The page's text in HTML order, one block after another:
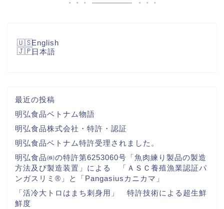
English
日本語
最近の投稿
明弘食品ベトナム物語
明弘食品株式会社・特許・認証
明弘食品ベトナム特許受理されました。
明弘食品㈱の特許第6253060号「魚肉練り製品の製造
方法及び製造装置」による 「ＡＳＣ養殖漁業認証パ
ンガスリミ®」と「Pangasiusカニカマ」
「活冷大トロはまち刺身用」 特許技術による超生鮮
鮮度